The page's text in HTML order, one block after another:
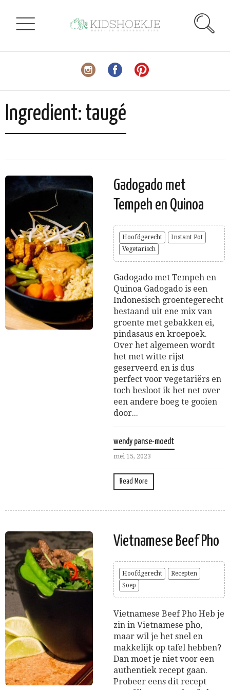
Ingredient: taugé
Gadogado met
Tempeh en Quinoa
Hoofdgerecht
Instant Pot
Vegetarisch
Gadogado met Tempeh en
Quinoa Gadogado is een
Indonesisch groentegerecht
bestaand uit ene mix van
groente met gebakken ei,
pindasaus en kroepoek.
Over het algemeen wordt
het met witte rijst
geserveerd en is dus
perfect voor vegetariërs en
toch besloot ik het net over
een andere boeg te gooien
door...
wendy panse-moedt
mei 15, 2023
Read More
Vietnamese Beef Pho
Hoofdgerecht
Recepten
Soep
Vietnamese Beef Pho Heb je
zin in Vietnamese pho,
maar wil je het snel en
makkelijk op tafel hebben?
Dan moet je niet voor een
authentiek recept gaan.
Probeer eens dit recept